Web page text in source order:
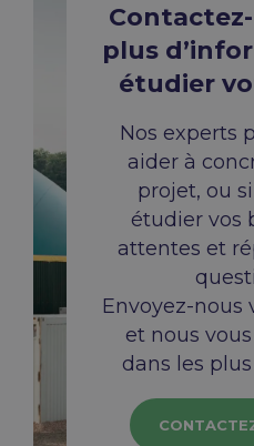
plus
étudier
Nos experts
aider à
projet, ou
étudier vos
attentes et
Envoyez-nous
et nous
dans les